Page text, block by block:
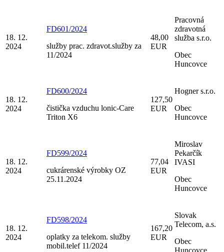
18. 12.
2024
FD601/2024
služby prac. zdravot.služby za
11/2024
48,00
EUR
Pracovná
zdravotná
služba s.r.o.
Obec
Huncovce
18. 12.
2024
FD600/2024
čistička vzduchu lonic-Care
Triton X6
127,50
EUR
Hogner s.r.o.
Obec
Huncovce
18. 12.
2024
FD599/2024
cukrárenské výrobky OZ
25.11.2024
77,04
EUR
Miroslav
Pekarčík
IVASI
Obec
Huncovce
18. 12.
2024
FD598/2024
oplatky za telekom. služby
mobil.telef 11/2024
167,20
EUR
Slovak
Telecom, a.s.
Obec
Huncovce